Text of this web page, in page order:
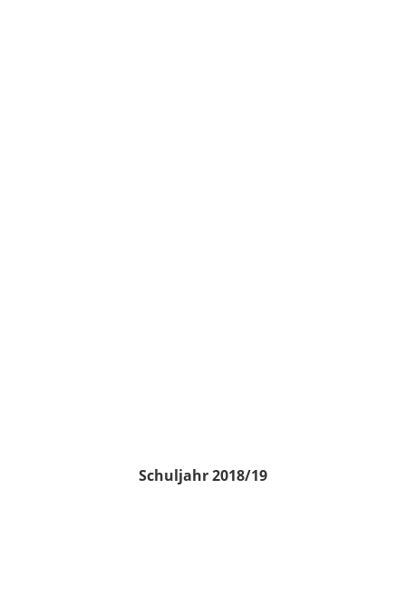
Schuljahr 2018/19